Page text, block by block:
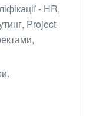
- HR,
Project